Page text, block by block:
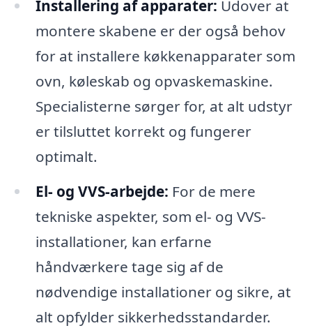
Installering af apparater: Udover at
montere skabene er der også behov
for at installere køkkenapparater som
ovn, køleskab og opvaskemaskine.
Specialisterne sørger for, at alt udstyr
er tilsluttet korrekt og fungerer
optimalt.
El- og VVS-arbejde: For de mere
tekniske aspekter, som el- og VVS-
installationer, kan erfarne
håndværkere tage sig af de
nødvendige installationer og sikre, at
alt opfylder sikkerhedsstandarder.